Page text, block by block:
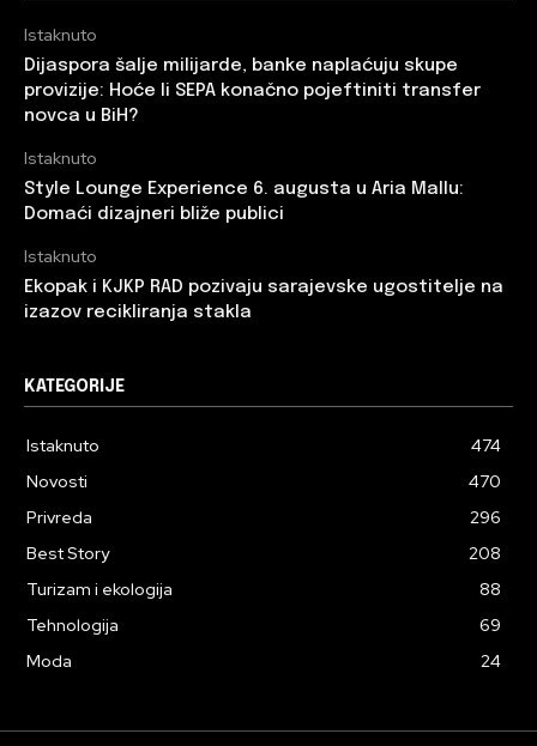
Istaknuto
Dijaspora šalje milijarde, banke naplaćuju skupe
provizije: Hoće li SEPA konačno pojeftiniti transfer
novca u BiH?
Istaknuto
Style Lounge Experience 6. augusta u Aria Mallu:
Domaći dizajneri bliže publici
Istaknuto
Ekopak i KJKP RAD pozivaju sarajevske ugostitelje na
izazov recikliranja stakla
KATEGORIJE
Istaknuto
474
Novosti
470
Privreda
296
Best Story
208
Turizam i ekologija
88
Tehnologija
69
Moda
24